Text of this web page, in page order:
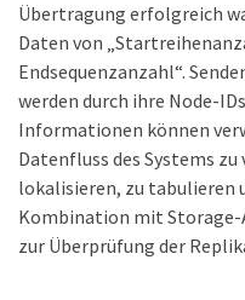
Übertragung erfolgreich
Daten von
Endsequenzanzahl“.
werden durch ihre Node-
Informationen können
Datenfluss des Systems
lokalisieren, zu tabulieren
Kombination mit Storage-
zur Überprüfung der